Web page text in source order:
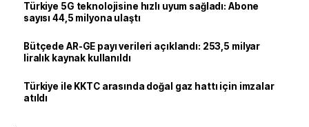
Türkiye 5G teknolojisine hızlı uyum sağladı: Abone
sayısı 44,5 milyona ulaştı
Bütçede AR-GE payı verileri açıklandı: 253,5 milyar
liralık kaynak kullanıldı
Türkiye ile KKTC arasında doğal gaz hattı için imzalar
atıldı